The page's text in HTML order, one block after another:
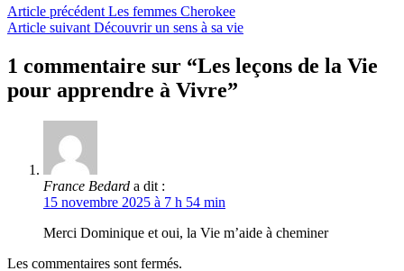
Lire
la
suite
Article précédent Les femmes Cherokee
Article suivant Découvrir un sens à sa vie
1 commentaire sur “Les leçons de la Vie
pour apprendre à Vivre”
France Bedard a dit :
15 novembre 2025 à 7 h 54 min
Merci Dominique et oui, la Vie m’aide à cheminer
Les commentaires sont fermés.